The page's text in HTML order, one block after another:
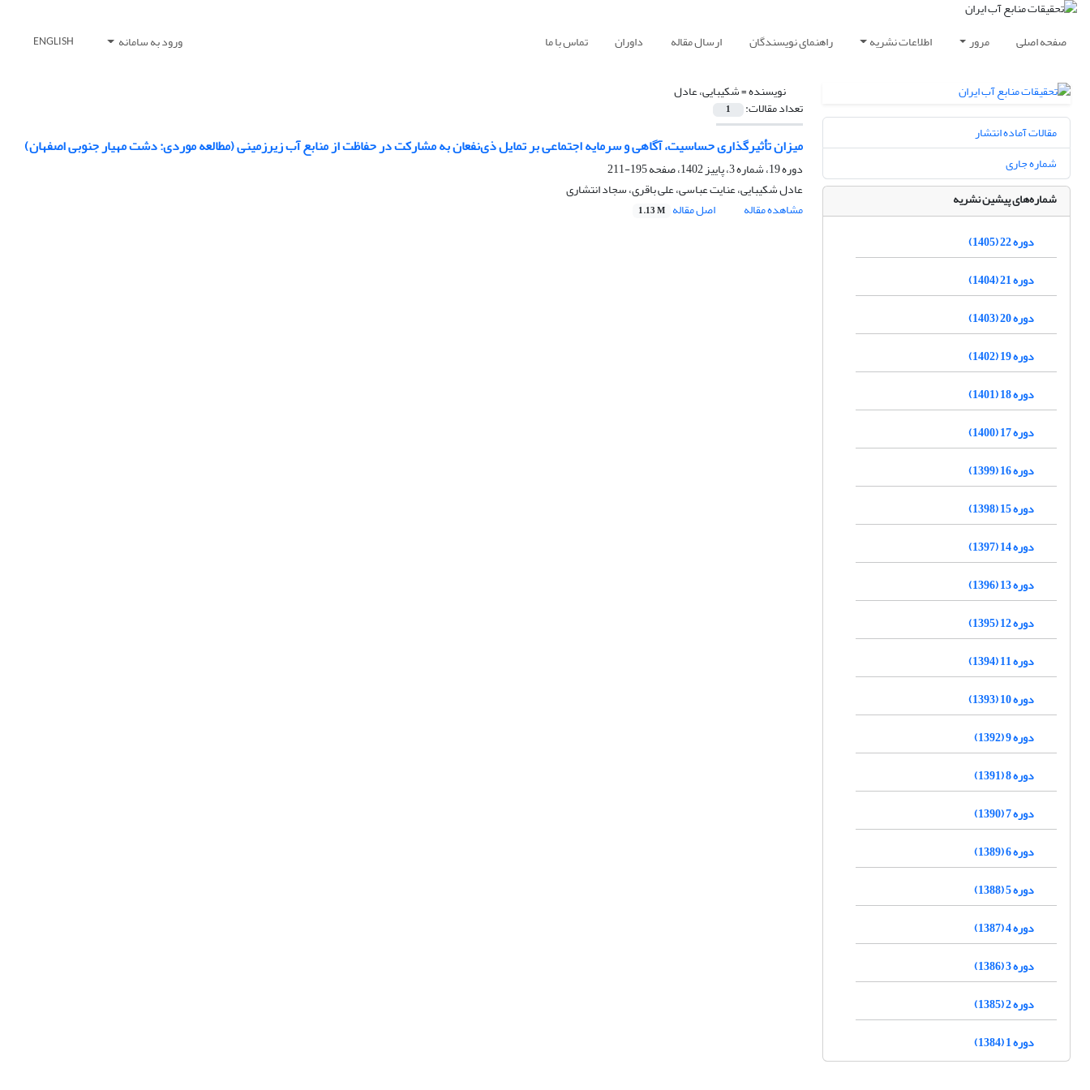
صفحه اصلی مرور اطلاعات نشریه راهنمای نویسندگان ارسال مقاله داوران تماس با ما ورود به سامانه ENGLISH
نویسنده =شکیبایی، عادل
تعداد مقالات: 1
میزان تأثیرگذاری حساسیت، آگاهی و سرمایه اجتماعی بر تمایل ذی‌نفعان به مشارکت در حفاظت از منابع آب زیرزمینی (مطالعه موردی: دشت مهیار جنوبی اصفهان)
دوره 19، شماره 3، پاییز 1402، صفحه
195-211
عادل شکیبایی، عنایت عباسی، علی باقری، سجاد انتشاری
مشاهده مقاله
اصل مقاله 1.13 M
مقالات آماده انتشار
شماره جاری
شماره‌های پیشین نشریه
دوره 22 (1405)
دوره 21 (1404)
دوره 20 (1403)
دوره 19 (1402)
دوره 18 (1401)
دوره 17 (1400)
دوره 16 (1399)
دوره 15 (1398)
دوره 14 (1397)
دوره 13 (1396)
دوره 12 (1395)
دوره 11 (1394)
دوره 10 (1393)
دوره 9 (1392)
دوره 8 (1391)
دوره 7 (1390)
دوره 6 (1389)
دوره 5 (1388)
دوره 4 (1387)
دوره 3 (1386)
دوره 2 (1385)
دوره 1 (1384)